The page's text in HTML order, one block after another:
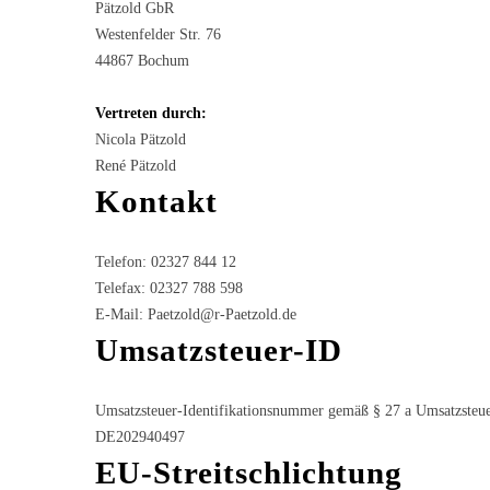
Pätzold GbR
Westenfelder Str. 76
44867 Bochum
Vertreten durch:
Nicola Pätzold
René Pätzold
Kontakt
Telefon: 02327 844 12
Telefax: 02327 788 598
E-Mail: Paetzold@r-Paetzold.de
Umsatzsteuer-ID
Umsatzsteuer-Identifikationsnummer gemäß § 27 a
DE202940497
EU-Streitschlichtung